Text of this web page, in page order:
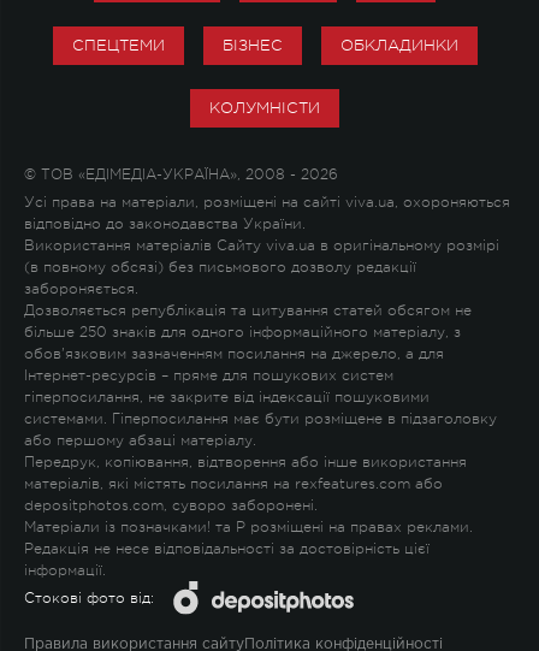
СПЕЦТЕМИ БІЗНЕС ОБКЛАДИНКИ
КОЛУМНІСТИ
© ТОВ «ЕДІМЕДІА-УКРАЇНА», 2008 - 2026
Усі права на матеріали, розміщені на сайті viva.ua, охороняються
відповідно до законодавства України.
Використання матеріалів Сайту viva.ua в оригінальному розмірі
(в повному обсязі) без письмового дозволу редакції
забороняється.
Дозволяється републікація та цитування статей обсягом не
більше 250 знаків для одного інформаційного матеріалу, з
обов'язковим зазначенням посилання на джерело, а для
Інтернет-ресурсів – пряме для пошукових систем
гіперпосилання, не закрите від індексації пошуковими
системами. Гіперпосилання має бути розміщене в підзаголовку
або першому абзаці матеріалу.
Передрук, копіювання, відтворення або інше використання
матеріалів, які містять посилання на rexfeatures.com або
depositphotos.com, суворо заборонені.
Матеріали із позначками! та P розміщені на правах реклами.
Редакція не несе відповідальності за достовірність цієї
інформації.
Стокові фото від:
Правила використання сайту Політика конфіденційності